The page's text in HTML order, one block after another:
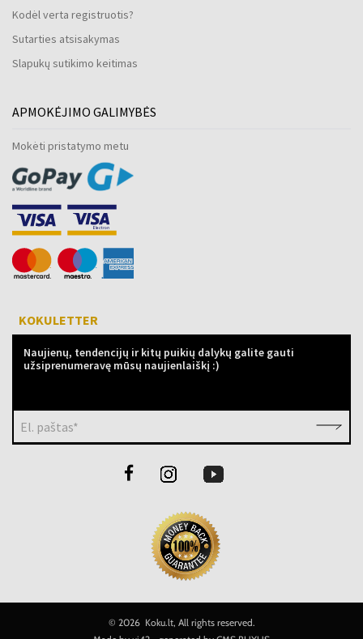
Kodėl verta registruotis?
Sutarties atsisakymas
Slapukų sutikimo keitimas
APMOKĖJIMO GALIMYBĖS
Mokėti pristatymo metu
KOKULETTER
Naujienų, tendencijų ir kitų puikių dalykų galite gauti
užsiprenumeravę mūsų naujienlaiškį :)
El. paštas*
© 2026 Koku.lt, All rights reserved.